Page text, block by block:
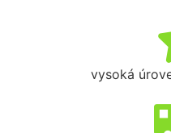
vysoká